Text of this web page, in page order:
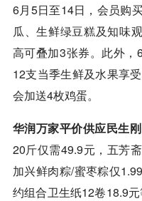
6月5日至14日，会员购
瓜、生鲜绿豆糕及知味
高可叠加3张券。此外
12支当季生鲜及水果享
会加送4枚鸡蛋。
华润万家平价供应民生刚
20斤仅需49.9元，五芳
加兴鲜肉粽/蜜枣粽仅
约组合卫生纸12卷18.9